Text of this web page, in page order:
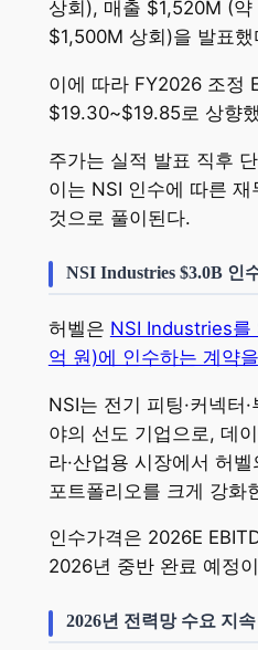
상회), 매출 $1,520M (
$1,500M 상회)을 발표했
이에 따라 FY2026 조정
$19.30~$19.85로 상향
주가는 실적 발표 직후
이는 NSI 인수에 따른
것으로 풀이된다.
NSI Industries $3.0B 인
허벨은 NSI Industries
억 원)에 인수하는 계약
NSI는 전기 피팅·커넥터
야의 선도 기업으로, 데
라·산업용 시장에서 허
포트폴리오를 크게 강화
인수가격은 2026E
2026년 중반 완료 예정
2026년 전력망 수요 지속